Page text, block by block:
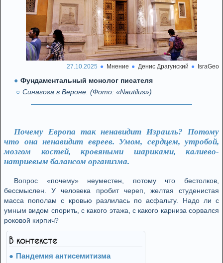
27.10.2025 Мнение Денис Драгунский IsraGeo
Фундаментальный монолог писателя
Синагога в Вероне. (Фото: «Nautilus»)
Почему Европа так ненавидит Израиль? Потому
что она ненавидит евреев. Умом, сердцем, утробой,
мозгом костей, кровяными шариками, калиево-
натриевым балансом организма.
Вопрос «почему» неуместен, потому что бестолков,
бессмыслен. У человека пробит череп, желтая студенистая
масса пополам с кровью разлилась по асфальту. Надо ли с
умным видом спорить, с какого этажа, с какого карниза сорвался
роковой кирпич?
В контексте
Пандемия антисемитизма